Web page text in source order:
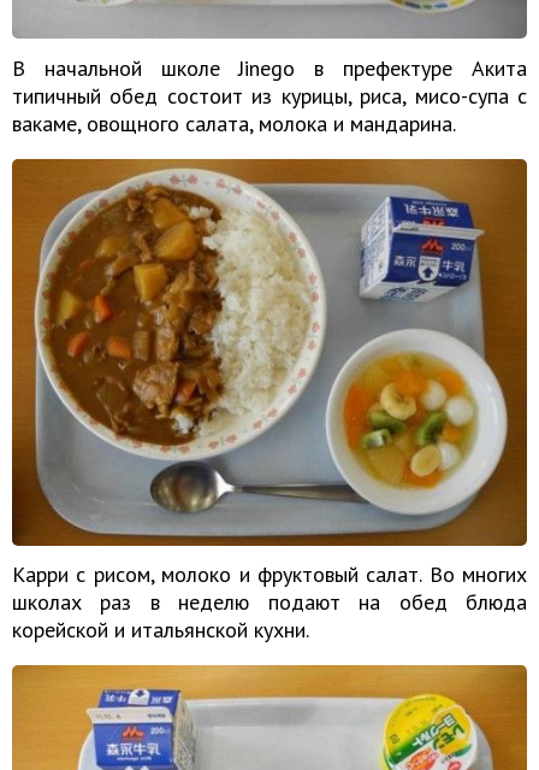
В начальной школе Jinego в префектуре Акита
типичный обед состоит из курицы, риса, мисо-супа с
вакаме, овощного салата, молока и мандарина.
Карри с рисом, молоко и фруктовый салат. Во многих
школах раз в неделю подают на обед блюда
корейской и итальянской кухни.